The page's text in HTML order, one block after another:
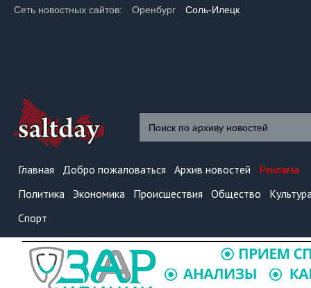
Сеть новостных сайтов: Оренбург Соль-Илецк
Главная Добро пожаловаться Архив новостей
Реклама
Политика Экономика Происшествия Общество
Спорт